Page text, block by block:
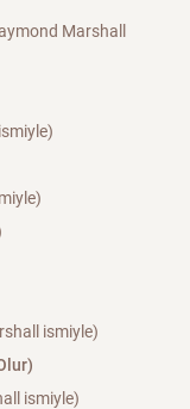
Marshall
ismiyle)
ismiyle)